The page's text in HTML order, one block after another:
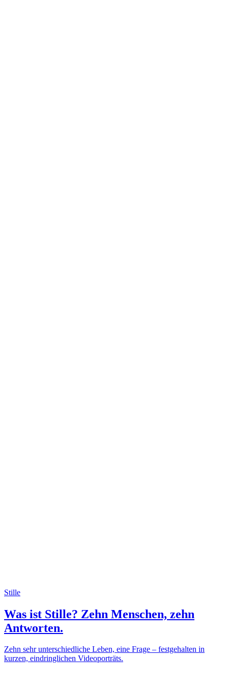
Stille
Was ist Stille? Zehn Menschen, zehn
Antworten.
Zehn sehr unterschiedliche Leben, eine Frage – festgehalten in
kurzen, eindringlichen Videoporträts.